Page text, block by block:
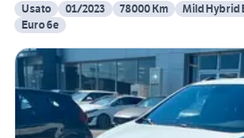
Usato
01/2023 78000 Km Mild Hybrid
Euro 6e